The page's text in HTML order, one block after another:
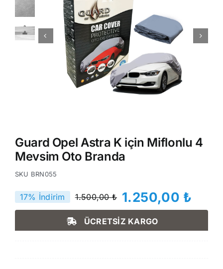
Guard Opel Astra K için Miflonlu 4
Mevsim Oto Branda
SKU BRN055
1.500,00₺
Orijinal
fiyat:
1.500,00 ₺.
1.250,00 ₺
Şu
andaki
fiyat:
17% İndirim
ÜCRETSİZ KARGO